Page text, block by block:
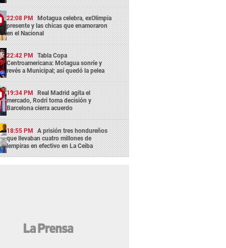
22:08 PM Motagua celebra, exOlimpia
presente y las chicas que enamoraron
en el Nacional
22:42 PM Tabla Copa
Centroamericana: Motagua sonríe y
revés a Municipal; así quedó la pelea
19:34 PM Real Madrid agita el
mercado, Rodri toma decisión y
Barcelona cierra acuerdo
18:55 PM A prisión tres hondureños
que llevaban cuatro millones de
lempiras en efectivo en La Ceiba